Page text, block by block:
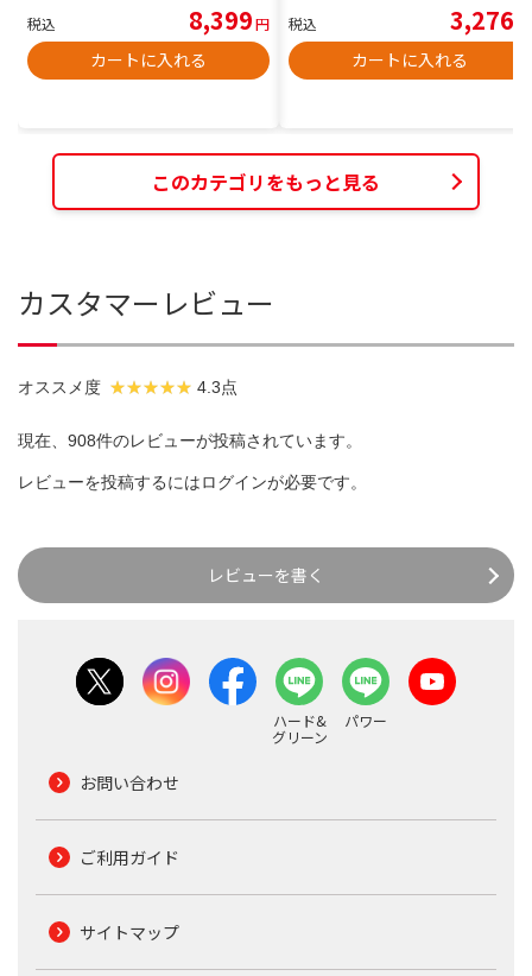
税込 8,399円
カートに入れる
税込 3,276
カートに入れる
このカテゴリをもっと見る
カスタマーレビュー
オススメ度 4.3点
現在、908件のレビューが投稿されています。
レビューを投稿するにはログインが必要です。
レビューを書く
ハード&
グリーン
パワー
お問い合わせ
ご利用ガイド
サイトマップ